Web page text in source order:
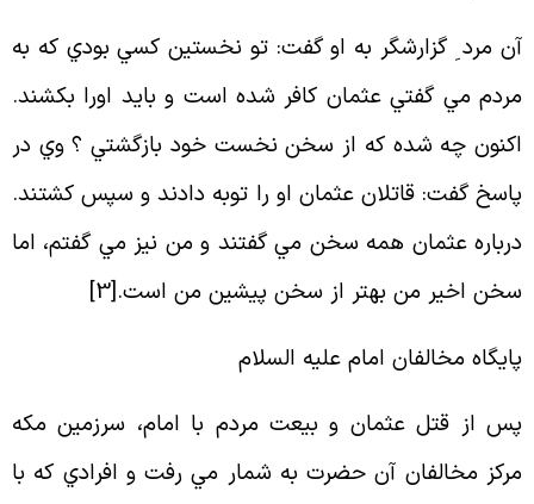
مرد ِ گزارشگر به او گفت: تو نخستين كسي بودي كه به
مي گفتي عثمان كافر شده است و بايد اورا بكشند.
چه شده كه از سخن نخست خود بازگشتي ؟ وي در
گفت: قاتلان عثمان او را توبه دادند و سپس كشتند.
عثمان همه سخن مي گفتند و من نيز مي گفتم، اما
اخير من بهتر از سخن پيشين من است.[
3
]
مخالفان امام عليه السلام
از قتل عثمان و بيعت مردم با امام، سرزمين مكه
مخالفان آن حضرت به شمار مي رفت و افرادي كه با